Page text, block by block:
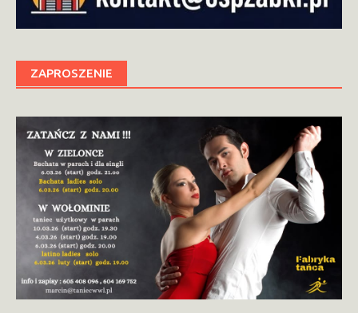
ZAPROSZENIE